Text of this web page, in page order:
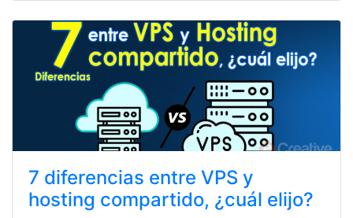
7 diferencias entre VPS y
hosting compartido, ¿cuál elijo?